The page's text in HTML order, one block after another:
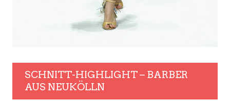
SCHNITT-HIGHLIGHT – BARBER
AUS NEUKÖLLN